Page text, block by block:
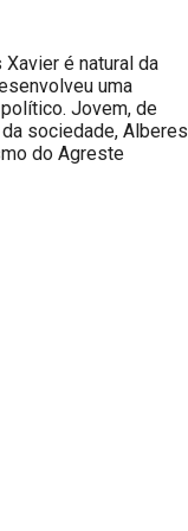
é natural da
uma
Jovem, de
sociedade, Alberes
do Agreste